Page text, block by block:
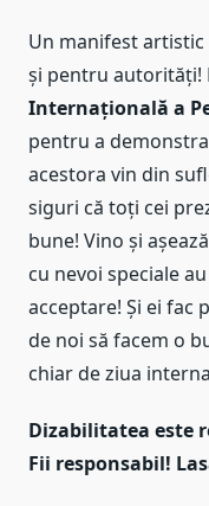
Un manifest
și pentru autorități!
Internațională a
pentru a
acestora vin din
siguri că toți cei
bune! Vino și
cu nevoi speciale
acceptare! Și ei fac
de noi să facem o
chiar de ziua
Dizabilitatea este
Fii responsabil!